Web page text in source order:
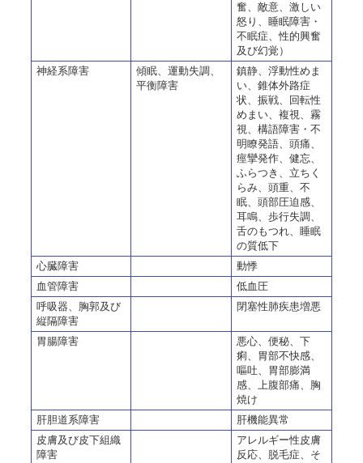
奮、敵意、激しい
怒り、睡眠障害・
不眠症、性的興奮
及び幻覚）
神経系障害
傾眠、運動失調、
平衡障害
鎮静、浮動性めま
い、錐体外路症
状、振戦、回転性
めまい、複視、霧
視、構語障害・不
明瞭発語、頭痛、
痙攣発作、健忘、
ふらつき、立ちく
らみ、頭重、不
眠、頭部圧迫感、
耳鳴、歩行失調、
舌のもつれ、睡眠
の質低下
心臓障害
動悸
血管障害
低血圧
呼吸器、胸郭及び
縦隔障害
閉塞性肺疾患増悪
胃腸障害
悪心、便秘、下
痢、胃部不快感、
嘔吐、胃部膨満
感、上腹部痛、胸
焼け
肝胆道系障害
肝機能異常
皮膚及び皮下組織
障害
アレルギー性皮膚
反応、脱毛症、そ